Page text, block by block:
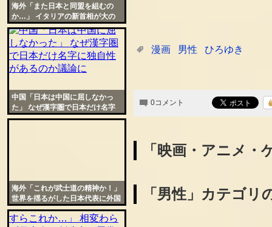
漫画 男性 ひろゆき
0コメント
「映画・アニメ
「男性」カテゴリ
海外「また日本と同盟を組むの
か…」 イタリアの新首相が大の
アニメファンだった事が話題に
中国「日本は中国に屈しなかっ
た」 なぜ漢字圏で日本だけ名字
に独自性があるのか議論に
海外「これが武士道の精神か！」
世界を揺るがした日本代表に外国
人から称賛止まず